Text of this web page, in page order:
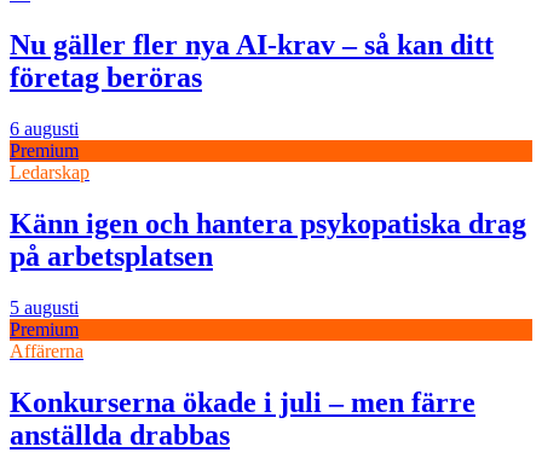
Nu gäller fler nya AI-krav – så kan ditt
företag beröras
6 augusti
Premium
Ledarskap
Känn igen och hantera psykopatiska drag
på arbetsplatsen
5 augusti
Premium
Affärerna
Konkurserna ökade i juli – men färre
anställda drabbas